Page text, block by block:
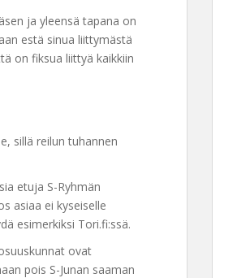
ja yleensä tapana on
estä sinua liittymästä
on fiksua liittyä kaikkiin
sillä reilun tuhannen
etuja S-Ryhmän
asiaa ei kyseiselle
esimerkiksi Tori.fi:ssä.
ovat
pois S-Junan saaman